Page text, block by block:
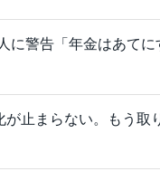
に警告「年金はあて
止まらない。もう取